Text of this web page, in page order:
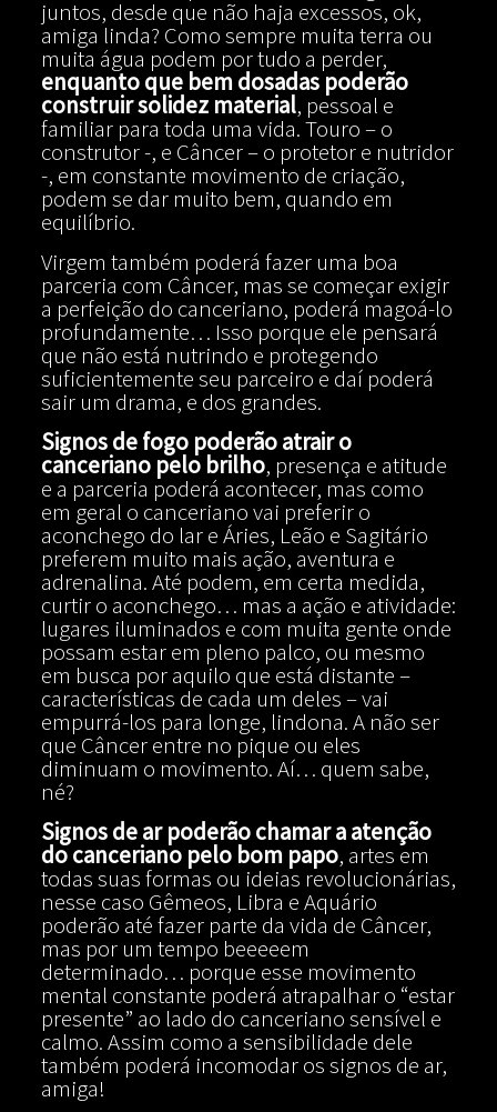
juntos, desde que não haja excessos, ok,
amiga linda? Como sempre muita terra ou
muita água podem por tudo a perder,
enquanto que bem dosadas poderão
construir solidez material, pessoal e
familiar para toda uma vida. Touro – o
construtor -, e Câncer – o protetor e nutridor
-, em constante movimento de criação,
podem se dar muito bem, quando em
equilíbrio.
Virgem também poderá fazer uma boa
parceria com Câncer, mas se começar exigir
a perfeição do canceriano, poderá magoá-lo
profundamente… Isso porque ele pensará
que não está nutrindo e protegendo
suficientemente seu parceiro e daí poderá
sair um drama, e dos grandes.
Signos de fogo poderão atrair o
canceriano pelo brilho, presença e atitude
e a parceria poderá acontecer, mas como
em geral o canceriano vai preferir o
aconchego do lar e Áries, Leão e Sagitário
preferem muito mais ação, aventura e
adrenalina. Até podem, em certa medida,
curtir o aconchego… mas a ação e atividade:
lugares iluminados e com muita gente onde
possam estar em pleno palco, ou mesmo
em busca por aquilo que está distante –
características de cada um deles – vai
empurrá-los para longe, lindona. A não ser
que Câncer entre no pique ou eles
diminuam o movimento. Aí… quem sabe,
né?
Signos de ar poderão chamar a atenção
do canceriano pelo bom papo, artes em
todas suas formas ou ideias revolucionárias,
nesse caso Gêmeos, Libra e Aquário
poderão até fazer parte da vida de Câncer,
mas por um tempo beeeeem
determinado… porque esse movimento
mental constante poderá atrapalhar o “estar
presente” ao lado do canceriano sensível e
calmo. Assim como a sensibilidade dele
também poderá incomodar os signos de ar,
amiga!